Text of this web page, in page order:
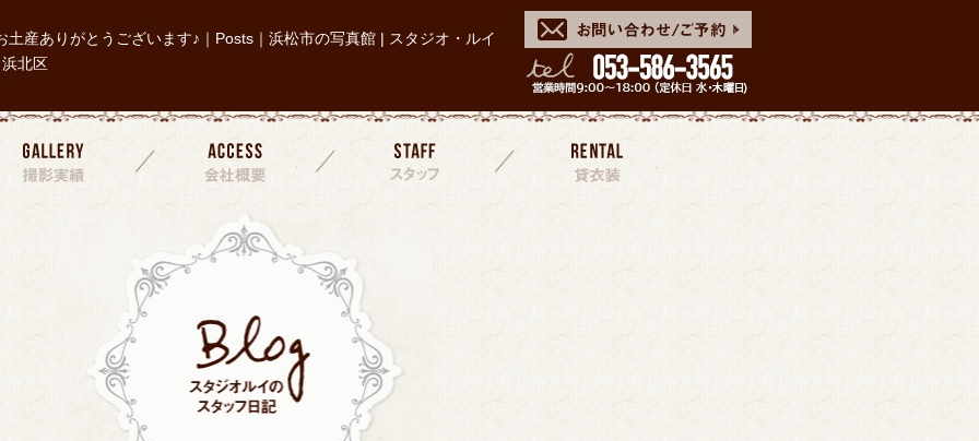
土産ありがとうございます♪｜Posts｜浜松市の写真館 | スタジオ・ルイ
北区
撮影実績 会社概要 スタッフ